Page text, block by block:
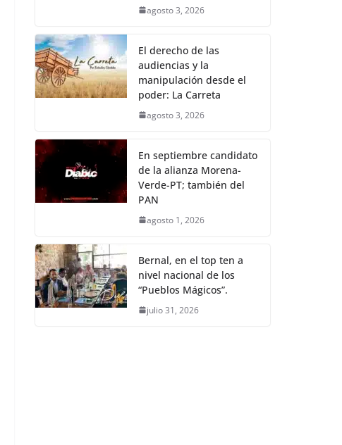
agosto 3, 2026
El derecho de las
audiencias y la
manipulación desde el
poder: La Carreta
agosto 3, 2026
En septiembre candidato
de la alianza Morena-
Verde-PT; también del
PAN
agosto 1, 2026
Bernal, en el top ten a
nivel nacional de los
“Pueblos Mágicos”.
julio 31, 2026